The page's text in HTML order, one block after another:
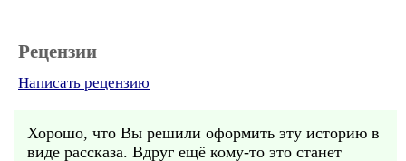
Рецензии
Написать рецензию
Хорошо, что Вы решили оформить эту историю в
виде рассказа. Вдруг ещё кому-то это станет